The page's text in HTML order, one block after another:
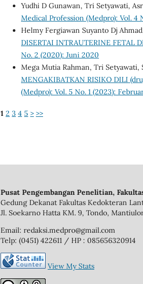
Yudhi D Gunawan, Tri Setyawati,
Medical Profession (Medpro): Vol. 4
Helmy Fergiawan Suyanto Dj
DISERTAI INTRAUTERINE FETAL
No. 2 (2020): Juni 2020
Mega Mutia Rahman, Tri Setyawati,
MENGAKIBATKAN RISIKO DILI
(Medpro): Vol. 5 No. 1 (2023):
1 2 3 4 5 > >>
Pusat Pengembangan Penelitian,
Gedung Dekanat Fakultas Kedokteran
Jl. Soekarno Hatta KM. 9, Tondo,
Email: redaksi.medpro@gmail.com
Telp: (0451) 422611 / HP : 085656320914
View My Stats